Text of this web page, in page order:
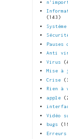
(143)
Pauses
Anti
Virus
Mise à
Crise
Rien à
apple
Vidéo
bugs
Erreurs